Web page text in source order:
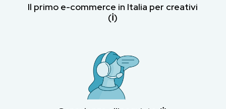
Il primo e-commerce in Italia per creativi
(ℹ︎)